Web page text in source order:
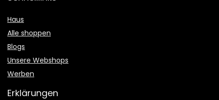
Haus
Alle shoppen
Blogs
Unsere Webshops
Werben
Erklärungen